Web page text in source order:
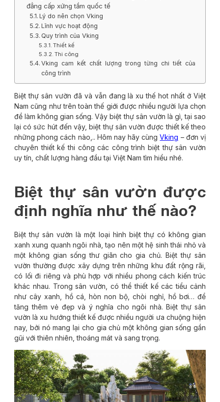
đẳng cấp xứng tầm quốc tế
Lý do nên chọn Vking
Lĩnh vực hoạt động
Quy trình của Vking
Thiết kế
Thi công
Vking cam kết chất lượng trong từng chi tiết của
công trình
Biệt thự sân vườn đã và vẫn đang là xu thế hot nhất ở Việt
Nam cũng như trên toàn thế giới được nhiều người lựa chọn
để làm không gian sống. Vậy biệt thự sân vườn là gì, tại sao
lại có sức hút đến vậy, biệt thự sân vườn được thiết kế theo
những phong cách nào,.. Hôm nay hãy cùngVking – đơn vị
chuyên thiết kế thi công các công trình biệt thự sân vườn
uy tín, chất lượng hàng đầu tại Việt Nam tìm hiểu nhé.
Biệt thự sân vườn được
định nghĩa như thế nào?
Biệt thự sân vườn là một loại hình biệt thự có không gian
xanh xung quanh ngôi nhà, tạo nên một hệ sinh thái nhỏ và
một không gian sống thư giãn cho gia chủ. Biệt thự sân
vườn thường được xây dựng trên những khu đất rộng rãi,
có lối đi riêng và phù hợp với nhiều phong cách kiến trúc
khác nhau. Trong sân vườn, có thể thiết kế các tiểu cảnh
như cây xanh, hồ cá, hòn non bộ, chòi nghỉ, hồ bơi… để
tăng thêm vẻ đẹp và ý nghĩa cho ngôi nhà. Biệt thự sân
vườn là xu hướng thiết kế được nhiều người ưa chuộng hiện
nay, bởi nó mang lại cho gia chủ một không gian sống gần
gũi với thiên nhiên, thoáng mát và sang trọng.